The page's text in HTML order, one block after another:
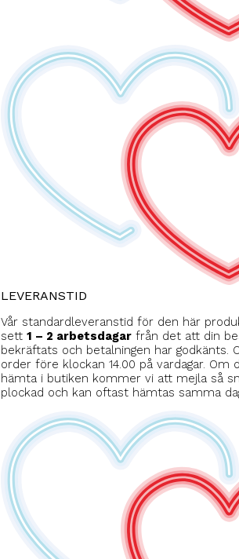
LEVERANSTID
Vår standardleveranstid för den här
sett 1 – 2 arbetsdagar från det att din
bekräftats och betalningen har godkänts.
order före klockan 14.00 på vardagar. Om
hämta i butiken kommer vi att mejla så
plockad och kan oftast hämtas samma